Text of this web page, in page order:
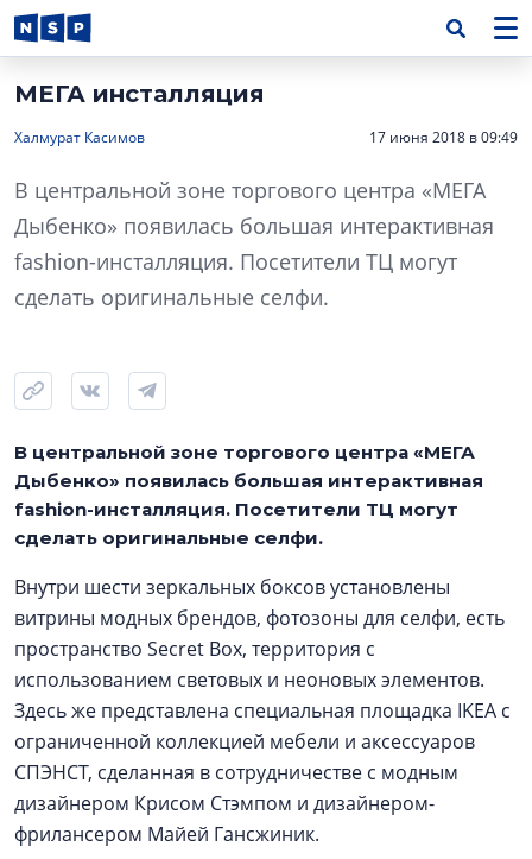
МЕГА инсталляция
Халмурат Касимов 17 июня 2018 в 09:49
В центральной зоне торгового центра «МЕГА
Дыбенко» появилась большая интерактивная
fashion-инсталляция. Посетители ТЦ могут
сделать оригинальные селфи.
В центральной зоне торгового центра «МЕГА
Дыбенко» появилась большая интерактивная
fashion-инсталляция. Посетители ТЦ могут
сделать оригинальные селфи.
Внутри шести зеркальных боксов установлены
витрины модных брендов, фотозоны для селфи, есть
пространство Secret Box, территория с
использованием световых и неоновых элементов.
Здесь же представлена специальная площадка IKEA с
ограниченной коллекцией мебели и аксессуаров
СПЭНСТ, сделанная в сотрудничестве с модным
дизайнером Крисом Стэмпом и дизайнером-
фрилансером Майей Гансжиник.